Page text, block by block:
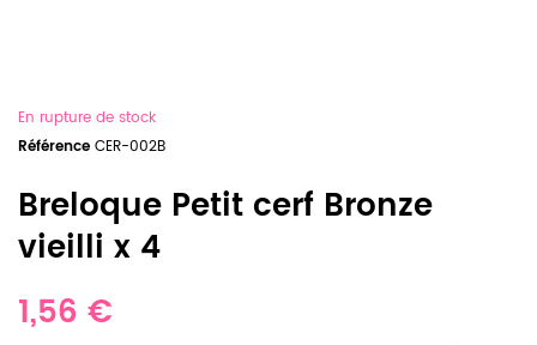
En rupture de stock
Référence CER-002B
Breloque Petit cerf Bronze
vieilli x 4
1,56 €